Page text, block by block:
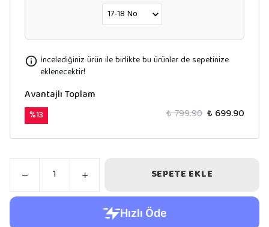
İncelediğiniz ürün ile birlikte bu ürünler de sepetinize
eklenecektir!
Avantajlı Toplam
%13 ₺ 799.90 ₺ 699.90
SEPETE EKLE